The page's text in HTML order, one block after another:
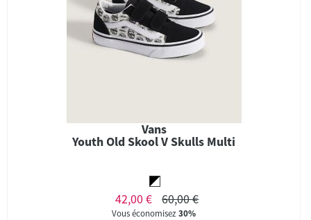
Vans
Youth Old Skool V Skulls Multi
42,00 € 60,00 €
Vous économisez30%